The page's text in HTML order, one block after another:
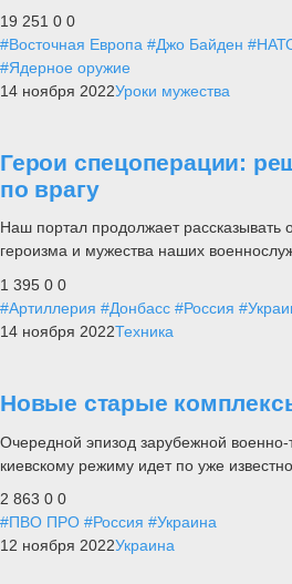
19 251 0 0
#Восточная Европа #Джо Байден
#Ядерное оружие
14 ноября 2022Уроки мужества
Герои спецоперации:
по врагу
Наш портал продолжает рассказывать
героизма и мужества наших
1 395 0 0
#Артиллерия #Донбасс #Россия
14 ноября 2022Техника
Новые старые
Очередной эпизод зарубежной
киевскому режиму идет по уже
2 863 0 0
#ПВО ПРО #Россия #Украина
12 ноября 2022Украина